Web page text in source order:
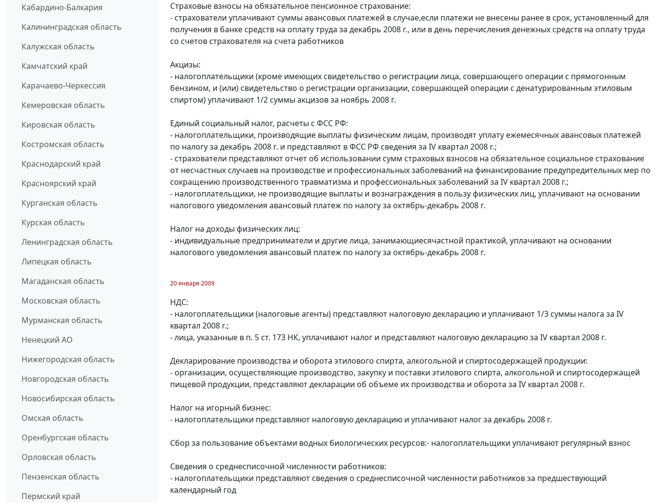
Кабардино-Балкария
Калининградская область
Калужская область
Камчатский край
Карачаево-Черкессия
Кемеровская область
Кировская область
Костромская область
Краснодарский край
Красноярский край
Курганская область
Курская область
Ленинградская область
Липецкая область
Магаданская область
Московская область
Мурманская область
Ненецкий АО
Нижегородская область
Новгородская область
Новосибирская область
Омская область
Оренбургская область
Орловская область
Пензенская область
Пермский край
Страховые взносы на обязательное пенсионное страхование:
- страхователи уплачивают суммы авансовых платежей в случае,если платежи не внесены ранее в срок, установленный для
получения в банке средств на оплату труда за декабрь 2008 г., или в день перечисления денежных средств на оплату труда
со счетов страхователя на счета работников
Акцизы:
- налогоплательщики (кроме имеющих свидетельство о регистрации лица, совершающего операции с прямогонным
бензином, и (или) свидетельство о регистрации организации, совершающей операции с денатурированным этиловым
спиртом) уплачивают 1/2 суммы акцизов за ноябрь 2008 г.
Единый социальный налог, расчеты с ФСС РФ:
- налогоплательщики, производящие выплаты физическим лицам, производят уплату ежемесячных авансовых платежей
по налогу за декабрь 2008 г. и представляют в ФСС РФ сведения за IV квартал 2008 г.;
- страхователи представляют отчет об использовании сумм страховых взносов на обязательное социальное страхование
от несчастных случаев на производстве и профессиональных заболеваний на финансирование предупредительных мер по
сокращению производственного травматизма и профессиональных заболеваний за IV квартал 2008 г.;
- налогоплательщики, не производящие выплаты и вознаграждения в пользу физических лиц, уплачивают на основании
налогового уведомления авансовый платеж по налогу за октябрь-декабрь 2008 г.
Налог на доходы физических лиц:
- индивидуальные предприниматели и другие лица, занимающиесячастной практикой, уплачивают на основании
налогового уведомления авансовый платеж по налогу за октябрь-декабрь 2008 г.
20 января 2009
НДС:
- налогоплательщики (налоговые агенты) представляют налоговую декларацию и уплачивают 1/3 суммы налога за IV
квартал 2008 г.;
- лица, указанные в п. 5 ст. 173 НК, уплачивают налог и представляют налоговую декларацию за IV квартал 2008 г.
Декларирование производства и оборота этилового спирта, алкогольной и спиртосодержащей продукции:
- организации, осуществляющие производство, закупку и поставки этилового спирта, алкогольной и спиртосодержащей
пищевой продукции, представляют декларации об объеме их производства и оборота за IV квартал 2008 г.
Налог на игорный бизнес:
- налогоплательщики представляют налоговую декларацию и уплачивают налог за декабрь 2008 г.
Сбор за пользование объектами водных биологических ресурсов:- налогоплательщики уплачивают регулярный взнос
Сведения о среднесписочной численности работников:
- налогоплательщики представляют сведения о среднесписочной численности работников за предшествующий
календарный год